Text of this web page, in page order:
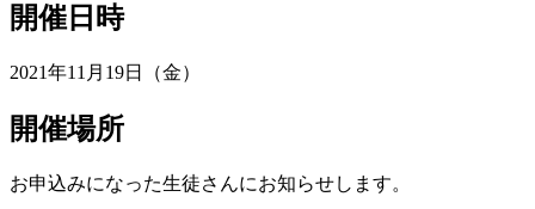
開催日時
2021年11月19日（金）
開催場所
お申込みになった生徒さんにお知らせします。